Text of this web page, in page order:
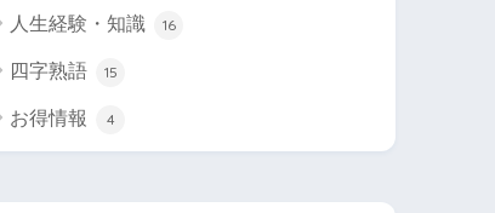
人生経験・知識 16
四字熟語 15
お得情報 4